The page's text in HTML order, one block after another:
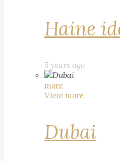
Haine
5 years ago
more
View more
Dubai